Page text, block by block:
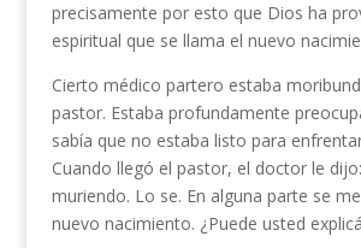
precisamente por esto que Dios ha
espiritual que se llama el nuevo
Cierto médico partero estaba
pas­tor. Estaba profundamente
sabía que no estaba listo para
Cuando llegó el pastor, el doctor le
muriendo. Lo se. En alguna parte se
nuevo nacimiento. ¿Puede usted